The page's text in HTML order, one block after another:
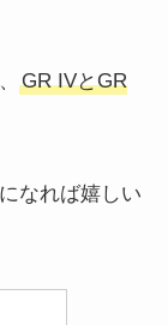
GR IVとGR
なれば嬉しい